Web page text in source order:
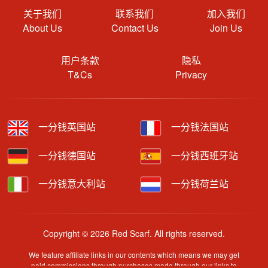
关于我们
About Us
联系我们
Contact Us
加入我们
Join Us
用户条款
T&Cs
隐私
Privacy
一分钱英国站 一分钱法国站
一分钱德国站 一分钱西班牙站
一分钱意大利站 一分钱荷兰站
Copyright © 2026 Red Scarf. All rights reserved.
We feature affiliate links in our contents which means we may get
paid commissions through purchases made through our links to